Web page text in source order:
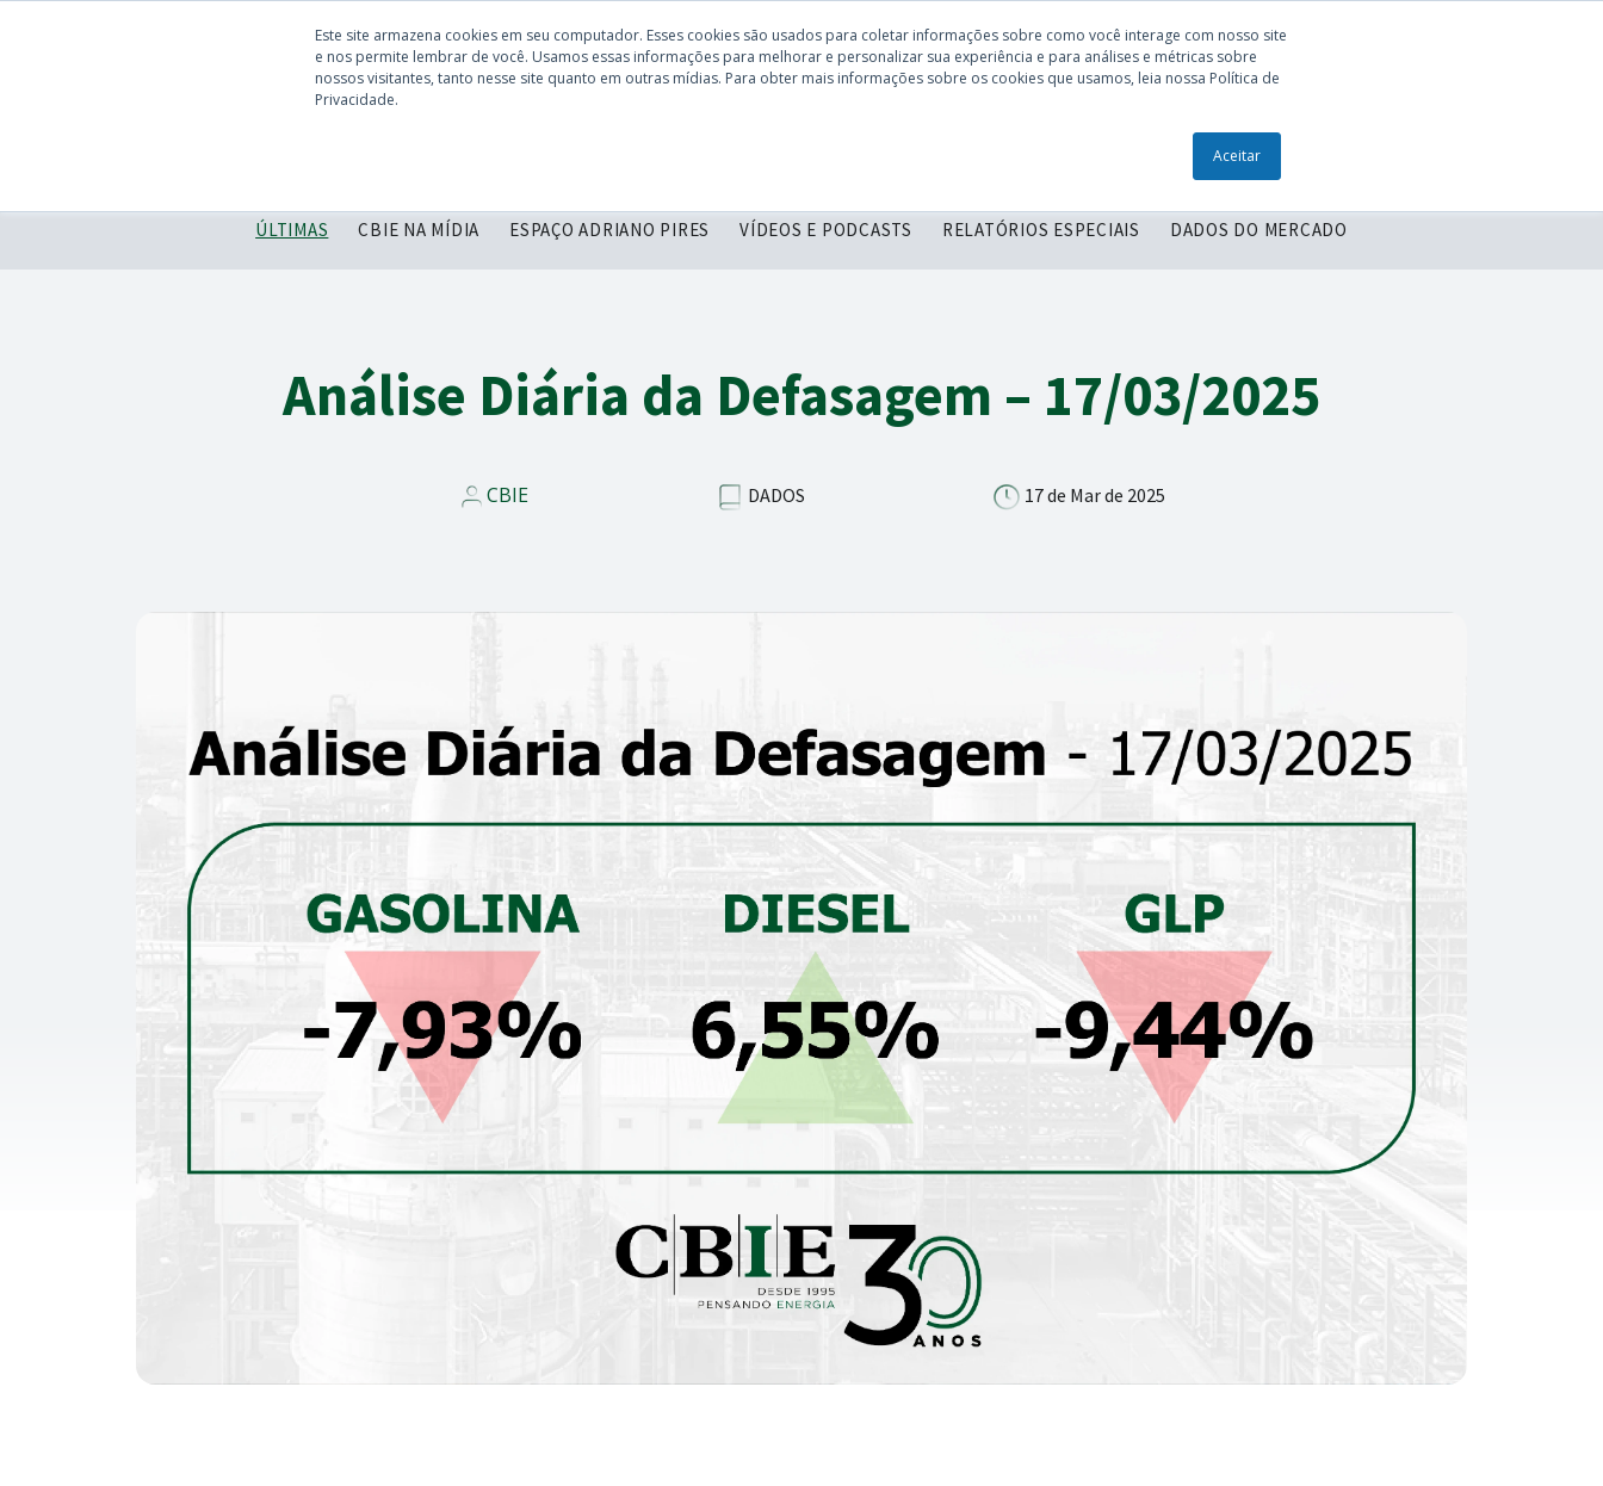
Este site armazena cookies em seu computador. Esses cookies são usados para coletar informações sobre como você interage com nosso site
e nos permite lembrar de você. Usamos essas informações para melhorar e personalizar sua experiência e para análises e métricas sobre
nossos visitantes, tanto nesse site quanto em outras mídias. Para obter mais informações sobre os cookies que usamos, leia nossa Política de
Privacidade.
Aceitar
ÚLTIMAS CBIE NA MÍDIA ESPAÇO ADRIANO PIRES VÍDEOS E PODCASTS RELATÓRIOS ESPECIAIS DADOS DO MERCADO
Análise Diária da Defasagem – 17/03/2025
CBIE DADOS 17 de Mar de 2025